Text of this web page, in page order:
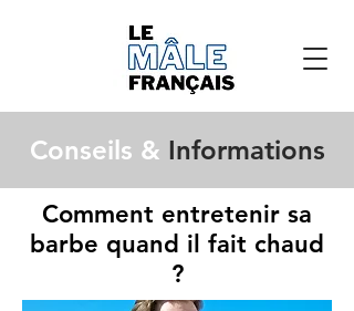
Conseils & Informations
Comment entretenir sa
barbe quand il fait chaud
?